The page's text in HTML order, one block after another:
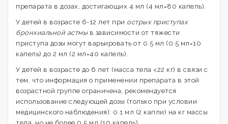
препарата в дозах, достигающих 4 мл (4 мл=80 капель).
У детей в возрасте 6-12 лет при острых приступах
бронхиальной астмыв зависимости от тяжести
приступа дозы могут варьировать от 0.5 мл (0.5 мл=10
капель) до 2 мл (2 мл=40 капель).
У детей в возрасте до 6 лет (масса тела <22 кг) в связи с
тем, что информация о применении препарата в этой
возрастной группе ограничена, рекомендуется
использование следующей дозы (только при условии
медицинского наблюдения): 0.1 мл (2 капли) на кг массы